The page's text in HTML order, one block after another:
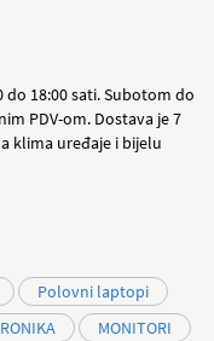
do 18:00 sati. Subotom do
PDV-om. Dostava je 7
klima uređaje i bijelu
Polovni laptopi
MONITORI